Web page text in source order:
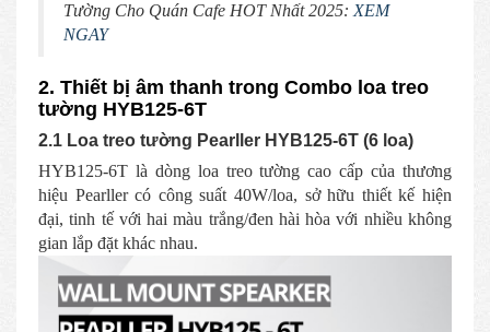
Tường Cho Quán Cafe HOT Nhất 2025: XEM
NGAY
2. Thiết bị âm thanh trong Combo loa treo
tường HYB125-6T
2.1 Loa treo tường Pearller HYB125-6T (6 loa)
HYB125-6T là dòng loa treo tường cao cấp của thương
hiệu Pearller có công suất 40W/loa, sở hữu thiết kế hiện
đại, tinh tế với hai màu trắng/đen hài hòa với nhiều không
gian lắp đặt khác nhau.